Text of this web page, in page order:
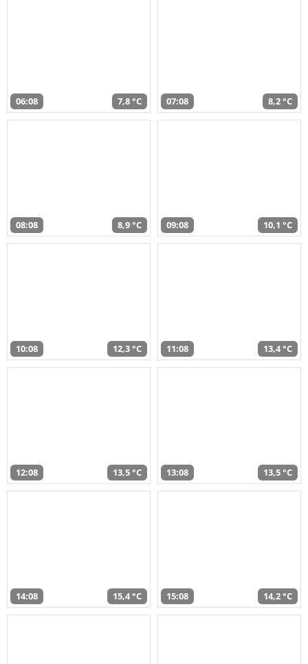
06:08 7,8 °C 07:08 8,2 °C
08:08 8,9 °C 09:08 10,1 °C
10:08 12,3 °C 11:08 13,4 °C
12:08 13,5 °C 13:08 13,5 °C
14:08 15,4 °C 15:08 14,2 °C